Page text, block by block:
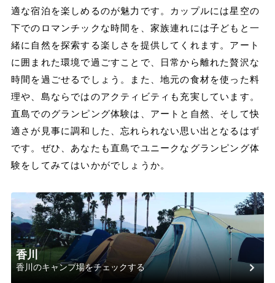
適な宿泊を楽しめるのが魅力です。カップルには星空の
下でのロマンチックな時間を、家族連れには子どもと一
緒に自然を探索する楽しさを提供してくれます。アート
に囲まれた環境で過ごすことで、日常から離れた贅沢な
時間を過ごせるでしょう。また、地元の食材を使った料
理や、島ならではのアクティビティも充実しています。
直島でのグランピング体験は、アートと自然、そして快
適さが見事に調和した、忘れられない思い出となるはず
です。ぜひ、あなたも直島でユニークなグランピング体
験をしてみてはいかがでしょうか。
香川
香川のキャンプ場をチェックする